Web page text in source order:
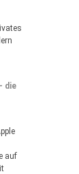
die
auf